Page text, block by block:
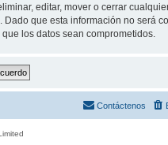
editar, mover o cerrar
que esta información no será
los datos sean comprometidos.
Contáctenos